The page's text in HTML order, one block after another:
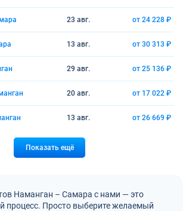
23 авг. от 24 228 ₽
13 авг. от 30 313 ₽
29 авг. от 25 136 ₽
20 авг. от 17 022 ₽
13 авг. от 26 669 ₽
Показать ещё
Наманган – Самара с нами — это
процесс. Просто выберите желаемый